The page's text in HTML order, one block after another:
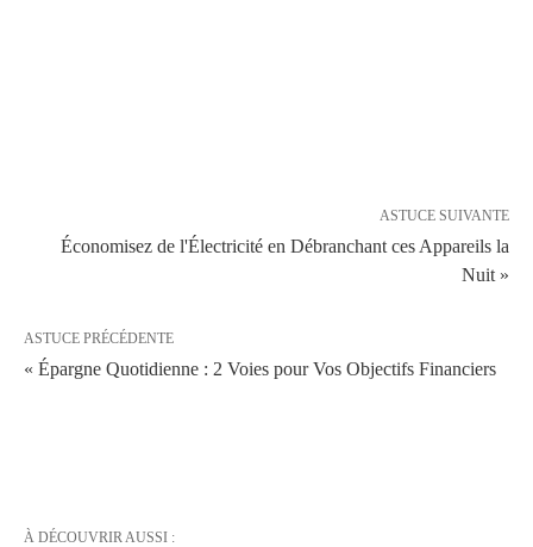
ASTUCE SUIVANTE
Économisez de l'Électricité en Débranchant ces Appareils la
Nuit »
ASTUCE PRÉCÉDENTE
« Épargne Quotidienne : 2 Voies pour Vos Objectifs Financiers
À DÉCOUVRIR AUSSI :